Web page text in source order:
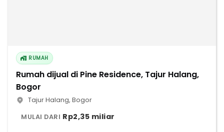
RUMAH
Rumah dijual di Pine Residence, Tajur Halang,
Bogor
Tajur Halang, Bogor
MULAI DARI Rp2,35 miliar